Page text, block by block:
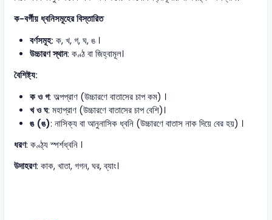
ক-বর্গীয় ধ্বনিসমূহের বিস্তারিত
বর্ণসমূহ: ক, খ, গ, ঘ, ঙ ।
উচ্চারণ স্থান: কণ্ঠ বা জিহ্বামূল।
বৈশিষ্ট্য:
ক ও গ: অল্পপ্রাণ (উচ্চারণে বাতাসের চাপ কম) ।
খ ও ঘ: মহাপ্রাণ (উচ্চারণে বাতাসের চাপ বেশি)।
ঙ (ঙ): নাসিক্য বা আনুনাসিক ধ্বনি (উচ্চারণে বাতাস নাক দিয়ে বের হয়) ।
ধরণ: কণ্ঠ্য স্পর্শধ্বনি ।
উদাহরণ: কাক, খাতা, গগন, ঘর, ব্যাং।